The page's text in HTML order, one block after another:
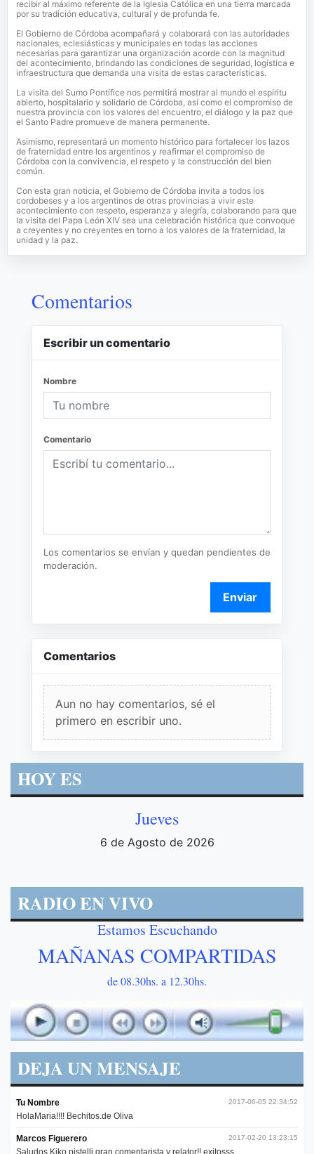
recibir al máximo referente de la Iglesia Católica en una tierra marcada
por su tradición educativa, cultural y de profunda fe.
El Gobierno de Córdoba acompañará y colaborará con las autoridades
nacionales, eclesiásticas y municipales en todas las acciones
necesarias para garantizar una organización acorde con la magnitud
del acontecimiento, brindando las condiciones de seguridad, logística e
infraestructura que demanda una visita de estas características.
La visita del Sumo Pontífice nos permitirá mostrar al mundo el espíritu
abierto, hospitalario y solidario de Córdoba, así como el compromiso de
nuestra provincia con los valores del encuentro, el diálogo y la paz que
el Santo Padre promueve de manera permanente.
Asimismo, representará un momento histórico para fortalecer los lazos
de fraternidad entre los argentinos y reafirmar el compromiso de
Córdoba con la convivencia, el respeto y la construcción del bien
común.
Con esta gran noticia, el Gobierno de Córdoba invita a todos los
cordobeses y a los argentinos de otras provincias a vivir este
acontecimiento con respeto, esperanza y alegría, colaborando para que
la visita del Papa León XIV sea una celebración histórica que convoque
a creyentes y no creyentes en torno a los valores de la fraternidad, la
unidad y la paz.
Comentarios
Escribir un comentario
Nombre
Comentario
Los comentarios se envían y quedan pendientes de
moderación.
Enviar
Comentarios
Aun no hay comentarios, sé el
primero en escribir uno.
HOY ES
Jueves
6 de Agosto de 2026
RADIO EN VIVO
Estamos Escuchando
MAÑANAS COMPARTIDAS
de 08.30hs. a 12.30hs.
DEJA UN MENSAJE